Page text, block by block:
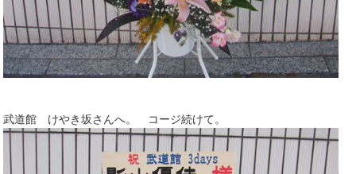
武道館 けやき坂さんへ。 コージ続けて。